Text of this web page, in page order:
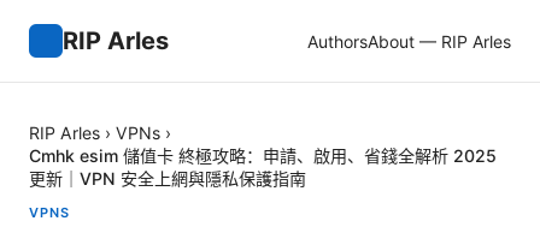
RIP Arles AuthorsAbout — RIP Arles
RIP Arles › VPNs ›
Cmhk esim 儲值卡 終極攻略：申請、啟用、省錢全解析 2025
更新｜VPN 安全上網與隱私保護指南
VPNS